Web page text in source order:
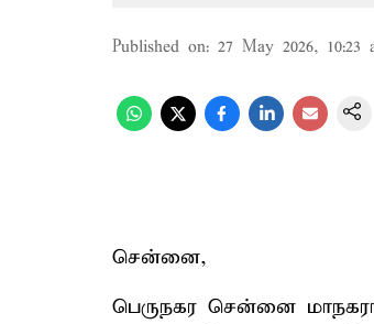
Published on: 27 May 2026, 10:23
சென்னை,
பெருநகர சென்னை